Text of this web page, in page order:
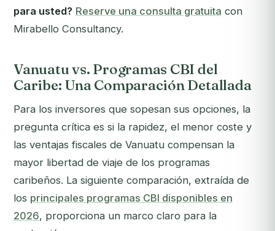
para usted? Reserve una consulta gratuita con
Mirabello Consultancy.
Vanuatu vs. Programas CBI del
Caribe: Una Comparación Detallada
Para los inversores que sopesan sus opciones, la
pregunta crítica es si la rapidez, el menor coste y
las ventajas fiscales de Vanuatu compensan la
mayor libertad de viaje de los programas
caribeños. La siguiente comparación, extraída de
los principales programas CBI disponibles en
2026, proporciona un marco claro para la